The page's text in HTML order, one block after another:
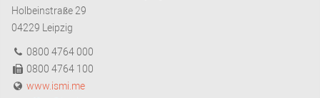
Holbeinstraße 29
04229 Leipzig
0800 4764 000
0800 4764 100
www.ismi.me